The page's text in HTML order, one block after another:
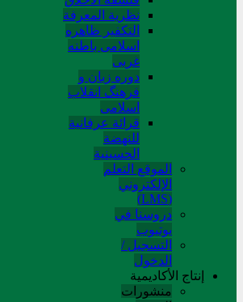
نظریة المعرفة
التکفیر ظاهره
اسلامی باطنه
غربی
دوره زبان و
فرهنگ انقلاب
اسلامی
قرائة عرفانیة
للنهضة
الحسینیة
الموقع التعلم
الإلکتروني
(LMS)
دروسنا في
يوتيوب
التسجيل /
الدخول
إنتاج الأكاديمية
منشورات